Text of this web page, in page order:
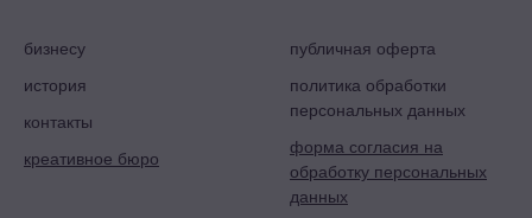
бизнесу
история
контакты
креативное бюро
публичная оферта
политика обработки
персональных данных
форма согласия на
обработку персональных
данных